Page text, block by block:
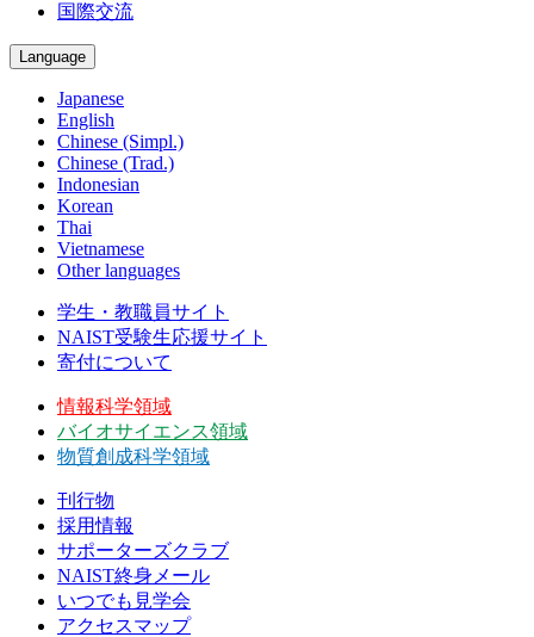
国際交流
Language
Japanese
English
Chinese (Simpl.)
Chinese (Trad.)
Indonesian
Korean
Thai
Vietnamese
Other languages
学生・教職員サイト
NAIST受験生応援サイト
寄付について
情報科学領域
バイオサイエンス領域
物質創成科学領域
刊行物
採用情報
サポーターズクラブ
NAIST終身メール
いつでも見学会
アクセスマップ